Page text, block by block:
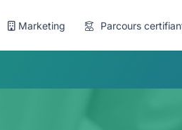
Marketing Parcours